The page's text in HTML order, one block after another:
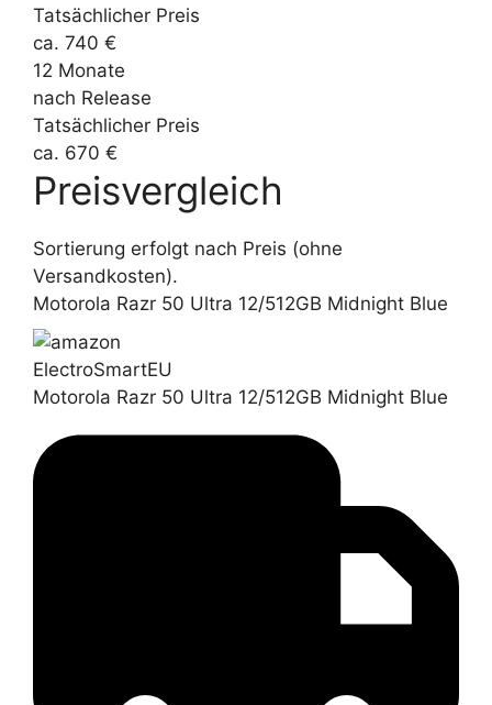
Tatsächlicher Preis
ca. 740 €
12 Monate
nach Release
Tatsächlicher Preis
ca. 670 €
Preisvergleich
Sortierung erfolgt nach Preis (ohne
Versandkosten).
Motorola Razr 50 Ultra 12/512GB Midnight Blue
ElectroSmartEU
Motorola Razr 50 Ultra 12/512GB Midnight Blue